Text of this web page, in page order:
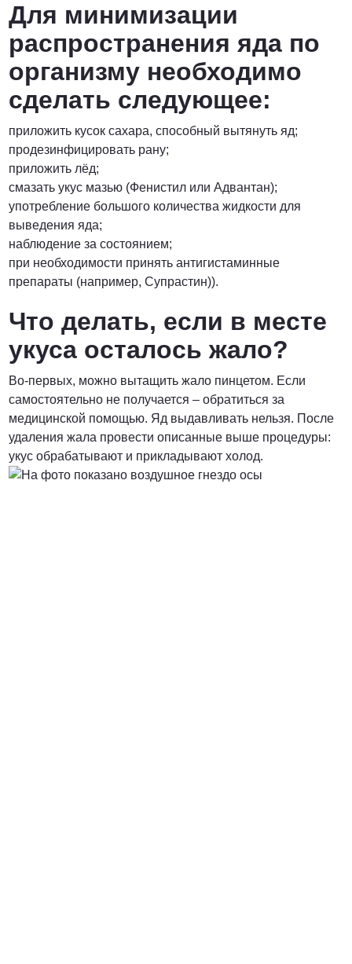
Для минимизации
распространения яда по
организму необходимо
сделать следующее:
приложить кусок сахара, способный вытянуть яд;
продезинфицировать рану;
приложить лёд;
смазать укус мазью (Фенистил или Адвантан);
употребление большого количества жидкости для
выведения яда;
наблюдение за состоянием;
при необходимости принять антигистаминные
препараты (например, Супрастин)).
Что делать, если в месте
укуса осталось жало?
Во-первых, можно вытащить жало пинцетом. Если
самостоятельно не получается – обратиться за
медицинской помощью. Яд выдавливать нельзя. После
удаления жала провести описанные выше процедуры:
укус обрабатывают и прикладывают холод.